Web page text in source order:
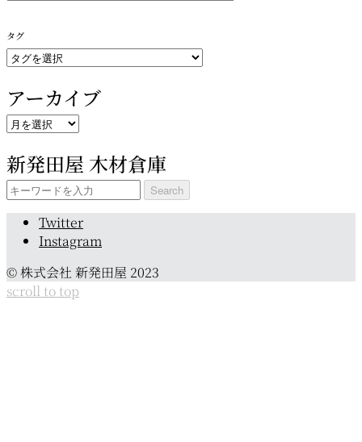
リ
ー
タグ
アーカイブ
ア
カ
イ
ブ
新発田屋 木材倉庫
Search
Twitter
Instagram
© 株式会社 新発田屋 2023
scroll to top